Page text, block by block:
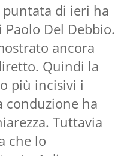
di ieri ha
Del Debbio.
ancora
Quindi la
più incisivi i
conduzione ha
Tuttavia
che lo